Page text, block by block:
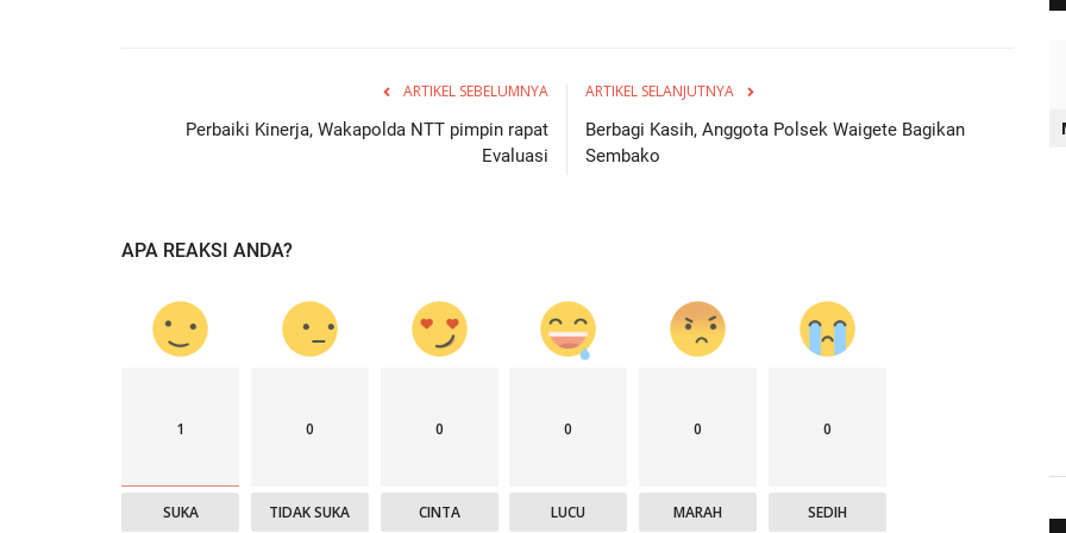
ARTIKEL SEBELUMNYA
Perbaiki Kinerja, Wakapolda NTT pimpin rapat
Evaluasi
ARTIKEL SELANJUTNYA
Berbagi Kasih, Anggota Polsek Waigete Bagikan
Sembako
APA REAKSI ANDA?
1
SUKA
0
TIDAK SUKA
0
CINTA
0
LUCU
0
MARAH
0
SEDIH